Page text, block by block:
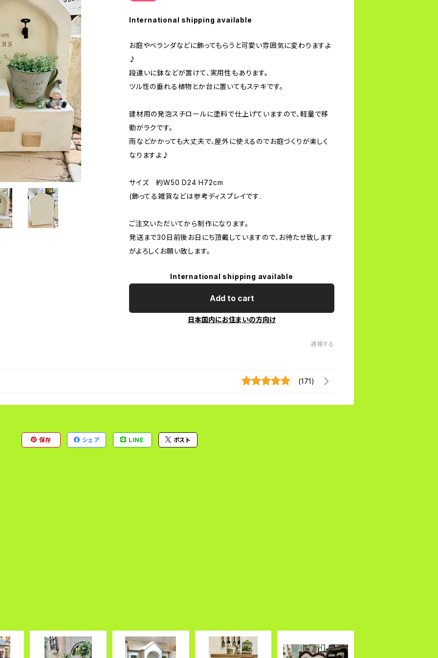
International shipping available
お庭やベランダなどに飾ってもらうと可愛い雰囲気に変わりますよ
♪
段違いに鉢などが置けて、実用性もあります。
ツル性の垂れる植物とか台に置いてもステキです。
建材用の発泡スチロールに塗料で仕上げていますので、軽量で移
動がラクです。
雨などかかっても大丈夫で、屋外に使えるのでお庭づくりが楽しく
なりますよ♪
サイズ 約W50 D24 H72cm
(飾ってる雑貨などは参考ディスプレイです.
ご注文いただいてから制作になります。
発送まで30日前後お日にち頂戴していますので、お待たせ致します
がよろしくお願い致します。
International shipping available
Add to cart
日本国内にお住まいの方向け
通報する
(171)
保存 シェア LINE ポスト